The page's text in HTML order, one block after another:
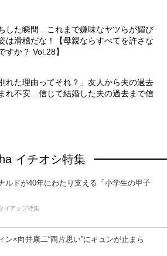
した瞬間…これまで嫌味なヤツらが媚び
は滑稽だな！【母親ならすべてを許さな
すか？ Vol.28】
れた理由ってそれ？」友人から夫の過去
れ不安…信じて結婚した夫の過去まで信
イチオシ特集
ルドが40年にわたり支える「小学生の甲子
イアップ特集
ン×向井康二“両片思い”にキュンが止まら